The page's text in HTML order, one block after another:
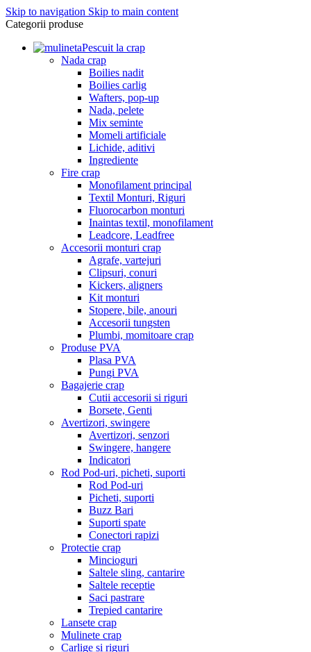
Skip to navigation Skip to main content
Categorii produse
Pescuit la crap
Nada crap
Boilies nadit
Boilies carlig
Wafters, pop-up
Nada, pelete
Mix seminte
Momeli artificiale
Lichide, aditivi
Ingrediente
Fire crap
Monofilament principal
Textil Monturi, Riguri
Fluorocarbon monturi
Inaintas textil, monofilament
Leadcore, Leadfree
Accesorii monturi crap
Agrafe, vartejuri
Clipsuri, conuri
Kickers, aligners
Kit monturi
Stopere, bile, anouri
Accesorii tungsten
Plumbi, momitoare crap
Produse PVA
Plasa PVA
Pungi PVA
Bagajerie crap
Cutii accesorii si riguri
Borsete, Genti
Avertizori, swingere
Avertizori, senzori
Swingere, hangere
Indicatori
Rod Pod-uri, picheti, suporti
Rod Pod-uri
Picheti, suporti
Buzz Bari
Suporti spate
Conectori rapizi
Protectie crap
Mincioguri
Saltele sling, cantarire
Saltele receptie
Saci pastrare
Trepied cantarire
Lansete crap
Mulinete crap
Carlige si riguri